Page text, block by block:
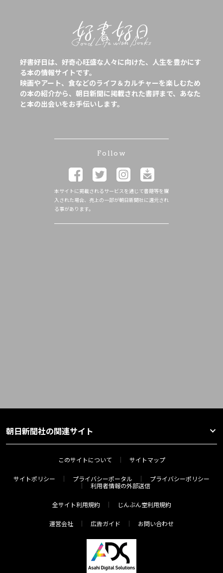
好書好日は、好奇心旺盛な人々に向けた、人生を豊かにす
る本の情報サイトです。
映画やアート、食などのライフ＆カルチャーを楽しむため
の本の紹介から、朝日新聞に掲載された書評まで、あなた
と本の出会いをお手伝いします。
Follow
本サイトに掲載されるサービスを通じて書籍等を購
入された場合、売上の一部が朝日新聞社に還元され
る事があります。
朝日新聞社の関連サイト
このサイトについて サイトマップ
サイトポリシー プライバシーポータル
プライバシーポリシー
利用者情報の外部送信
全サイト利用規約 じんぶん堂利用規約
運営会社 広告ガイド お問い合わせ